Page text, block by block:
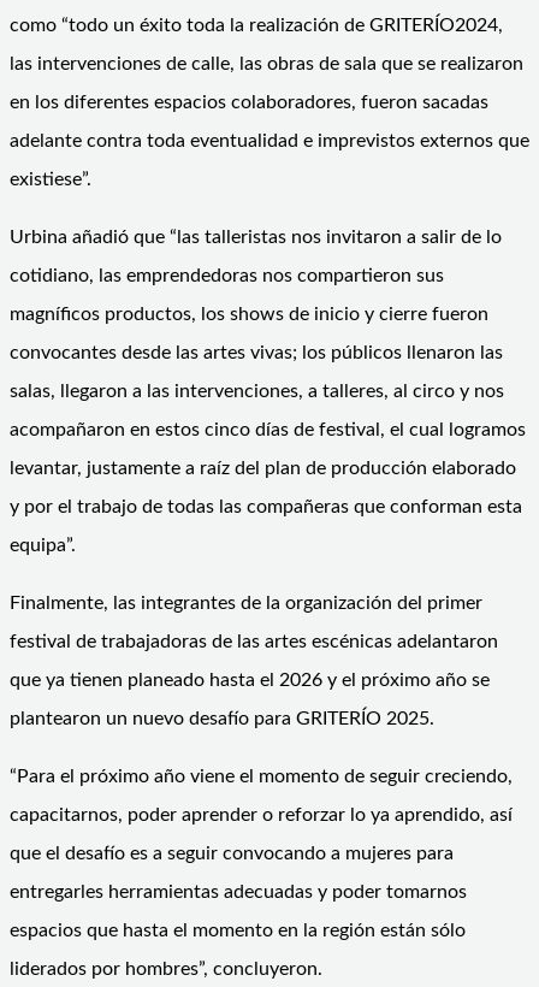
como “todo un éxito toda la realización de GRITERÍO2024,
las intervenciones de calle, las obras de sala que se realizaron
en los diferentes espacios colaboradores, fueron sacadas
adelante contra toda eventualidad e imprevistos externos que
existiese”.
Urbina añadió que “las talleristas nos invitaron a salir de lo
cotidiano, las emprendedoras nos compartieron sus
magníficos productos, los shows de inicio y cierre fueron
convocantes desde las artes vivas; los públicos llenaron las
salas, llegaron a las intervenciones, a talleres, al circo y nos
acompañaron en estos cinco días de festival, el cual logramos
levantar, justamente a raíz del plan de producción elaborado
y por el trabajo de todas las compañeras que conforman esta
equipa”.
Finalmente, las integrantes de la organización del primer
festival de trabajadoras de las artes escénicas adelantaron
que ya tienen planeado hasta el 2026 y el próximo año se
plantearon un nuevo desafío para GRITERÍO 2025.
“Para el próximo año viene el momento de seguir creciendo,
capacitarnos, poder aprender o reforzar lo ya aprendido, así
que el desafío es a seguir convocando a mujeres para
entregarles herramientas adecuadas y poder tomarnos
espacios que hasta el momento en la región están sólo
liderados por hombres”, concluyeron.